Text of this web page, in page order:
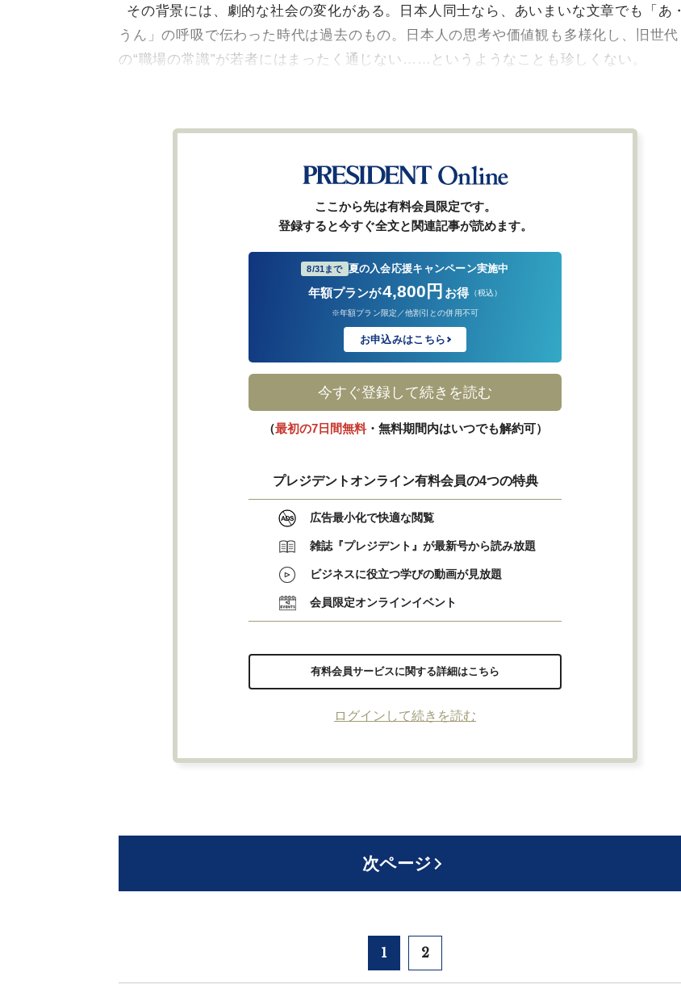
その背景には、劇的な社会の変化がある。日本人同士なら、あいまいな文章でも「あ・
うん」の呼吸で伝わった時代は過去のもの。日本人の思考や価値観も多様化し、旧世代
の“職場の常識”が若者にはまったく通じない……というようなことも珍しくない。
ここから先は有料会員限定です。
登録すると今すぐ全文と関連記事が読めます。
8/31まで 夏の入会応援キャンペーン実施中
年額プランが4,800円 お得 （税込）
※年額プラン限定／他割引との併用不可
お申込みはこちら
今すぐ登録して続きを読む
（最初の7日間無料・無料期間内はいつでも解約可）
プレジデントオンライン有料会員の4つの特典
広告最小化で快適な閲覧
雑誌『プレジデント』が最新号から読み放題
ビジネスに役立つ学びの動画が見放題
会員限定オンラインイベント
有料会員サービスに関する詳細はこちら
ログインして続きを読む
次ページ
1 2